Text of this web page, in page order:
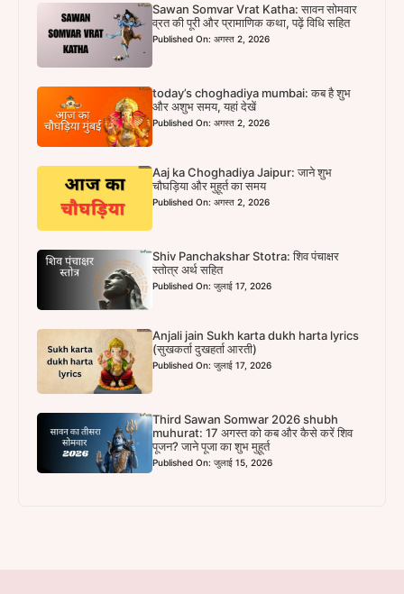
Sawan Somvar Vrat Katha: सावन सोमवार
व्रत की पूरी और प्रामाणिक कथा, पढ़ें विधि सहित
Published On: अगस्त 2, 2026
today’s choghadiya mumbai: कब है शुभ
और अशुभ समय, यहां देखें
Published On: अगस्त 2, 2026
Aaj ka Choghadiya Jaipur: जाने शुभ
चौघड़िया और मुहूर्त का समय
Published On: अगस्त 2, 2026
Shiv Panchakshar Stotra: शिव पंचाक्षर
स्तोत्र अर्थ सहित
Published On: जुलाई 17, 2026
Anjali jain Sukh karta dukh harta lyrics
(सुखकर्ता दुखहर्ता आरती)
Published On: जुलाई 17, 2026
Third Sawan Somwar 2026 shubh
muhurat: 17 अगस्त को कब और कैसे करें शिव
पूजन? जाने पूजा का शुभ मुहूर्त
Published On: जुलाई 15, 2026